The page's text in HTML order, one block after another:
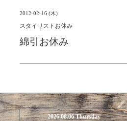
2012-02-16 (木)
スタイリストお休み
綿引お休み
2026.08.06 Thursday